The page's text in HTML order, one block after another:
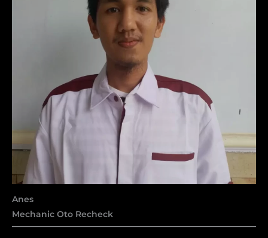
Anes
Mechanic Oto Recheck